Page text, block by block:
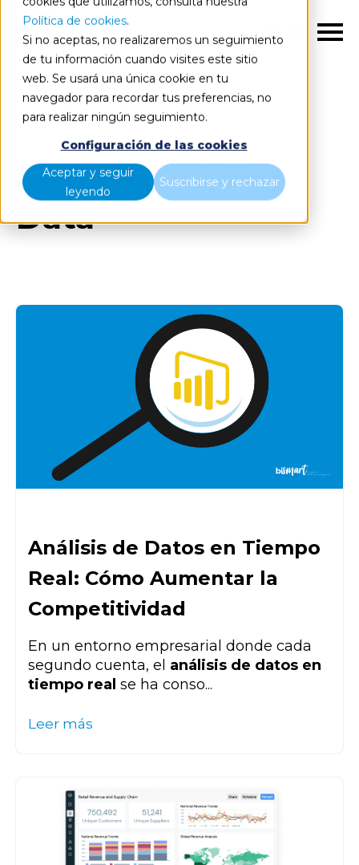
Política de cookies.
Si no aceptas, no realizaremos un seguimiento
de tu información cuando visites este sitio
web. Se usará una única cookie en tu
navegador para recordar tus preferencias, no
para realizar ningún seguimiento.
Configuración de las cookies
Aceptar y seguir
leyendo
Suscribirse y rechazar
ES
Blog Todos los artículos
Posts about Big
Data
Análisis de Datos en Tiempo
Real: Cómo Aumentar la
Competitividad
En un entorno empresarial donde cada
segundo cuenta, el análisis de datos en
tiempo real se ha conso...
Leer más